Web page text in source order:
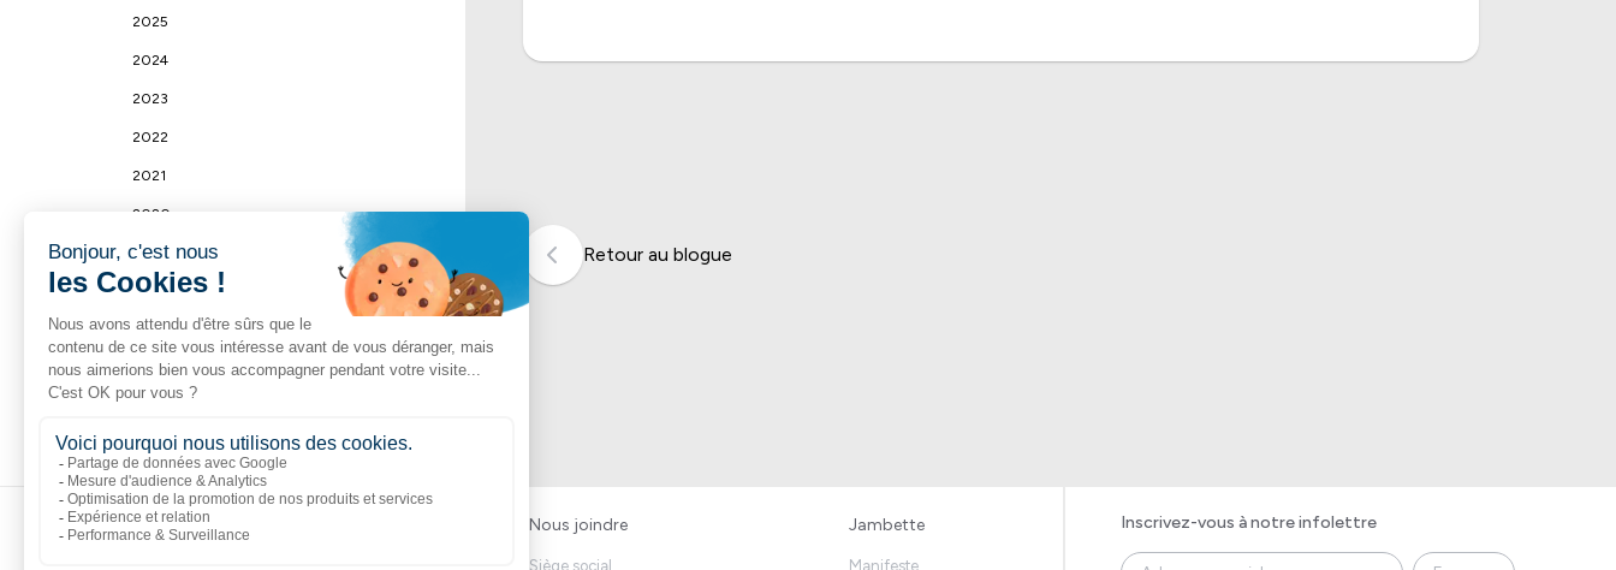
2025
2024
2023
2022
2021
2020
2019
2018
2017
2016
Retour au blogue
Liens populaires Nous joindre
Siège social
Jambette
Manifeste
Inscrivez-vous à notre infolettre